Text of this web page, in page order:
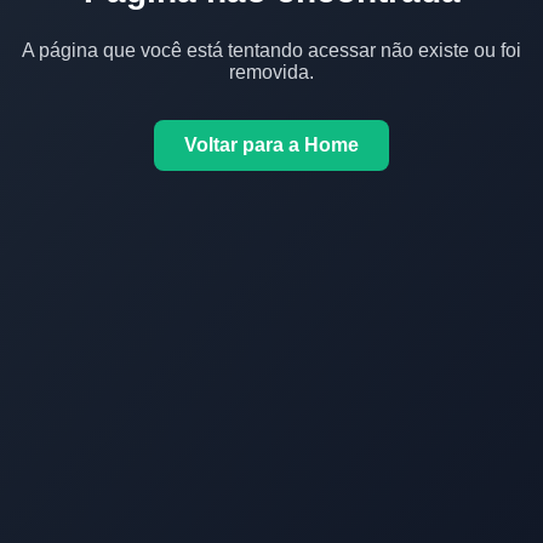
A página que você está tentando acessar não existe ou foi
removida.
Voltar para a Home